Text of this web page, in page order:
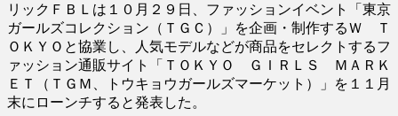
リックＦＢＬは１０月２９日、ファッションイベント「東京
ガールズコレクション（ＴＧＣ）」を企画・制作するＷ Ｔ
ＯＫＹＯと協業し、人気モデルなどが商品をセレクトするフ
ァッション通販サイト「ＴＯＫＹＯ ＧＩＲＬＳ ＭＡＲＫ
ＥＴ（ＴＧＭ、トウキョウガールズマーケット）」を１１月
末にローンチすると発表した。